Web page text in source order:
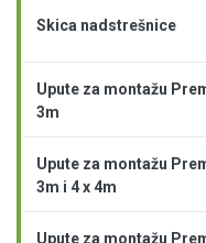
Skica nadstrešnice
Upute za montažu
3m
Upute za montažu
3m i 4 x 4m
Upute za montažu